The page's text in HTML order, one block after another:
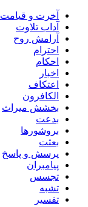
آخرت و قیامت
آداب تلاوت
آرامش روح
احترام
احکام
اخبار
اعتکاف
الکافرون
بخشش میراث
بدعت
بروشورها
بعثت
پرسش و پاسخ
پیامبران
تجسس
تشبه
تفسیر